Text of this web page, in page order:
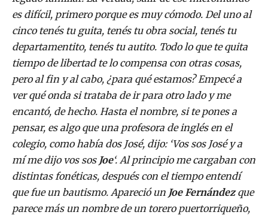
es difícil, primero porque es muy cómodo. Del uno al
cinco tenés tu guita, tenés tu obra social, tenés tu
departamentito, tenés tu autito. Todo lo que te quita
tiempo de libertad te lo compensa con otras cosas,
pero al fin y al cabo, ¿para qué estamos? Empecé a
ver qué onda si trataba de ir para otro lado y me
encantó, de hecho. Hasta el nombre, si te pones a
pensar, es algo que una profesora de inglés en el
colegio, como había dos José, dijo: ‘Vos sos José y a
mí me dijo vos sos Joe‘. Al principio me cargaban con
distintas fonéticas, después con el tiempo entendí
que fue un bautismo. Apareció un Joe Fernándezque
parece más un nombre de un torero puertorriqueño,